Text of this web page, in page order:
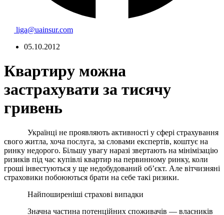
liga@uainsur.com
05.10.2012
Квартиру можна
застрахувати за тисячу
гривень
Українці не проявляють активності у сфері страхування
свого житла, хоча послуга, за словами експертів, коштує на
ринку недорого. Більшу увагу наразі звертають на мінімізацію
ризиків під час купівлі квартир на первинному ринку, коли
гроші інвестуються у ще недобудований об’єкт. Але вітчизняні
страховики побоюються брати на себе такі ризики.
Найпоширеніші страхові випадки
Значна частина потенційних споживачів — власників